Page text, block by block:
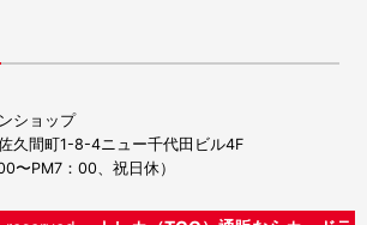
ショップ
久間町1-8-4ニュー千代田ビル4F
〜PM7：00、祝日休）